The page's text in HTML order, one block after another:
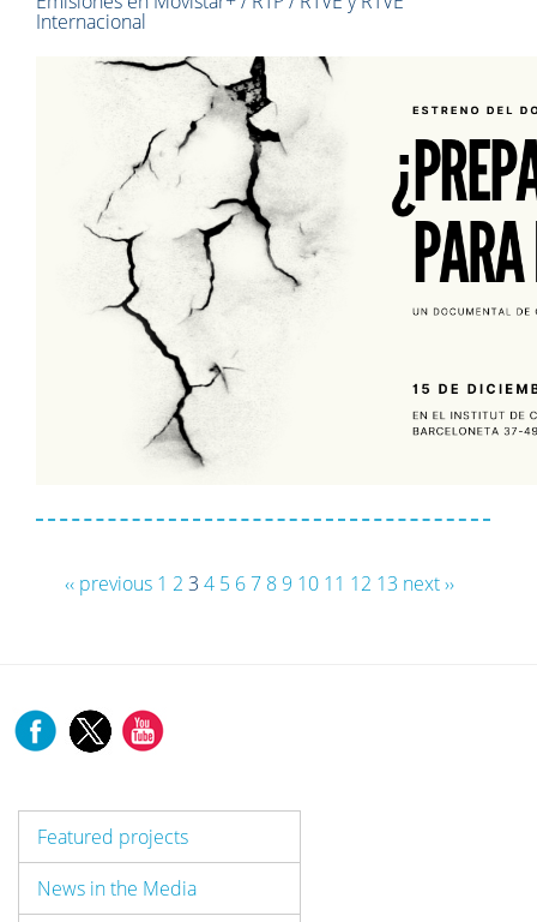
Internacional
‹‹ previous 1 2 3 4 5 6 7 8 9 10 11 12 13 next ››
Featured projects
News in the Media